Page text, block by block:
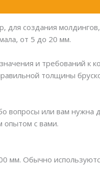
для создания
от 5 до 20 мм.
и требований к
толщины
вопросы или вам
опытом с вами.
мм. Обычно